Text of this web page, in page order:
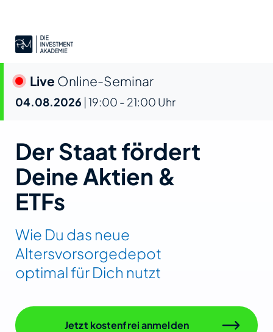
Online-Seminar
04.08.2026 | 19:00 - 21:00 Uhr
Der Staat fördert
Deine Aktien &
ETFs
Wie Du das neue
Altersvorsorgedepot
optimal für Dich nutzt
Jetzt kostenfrei anmelden